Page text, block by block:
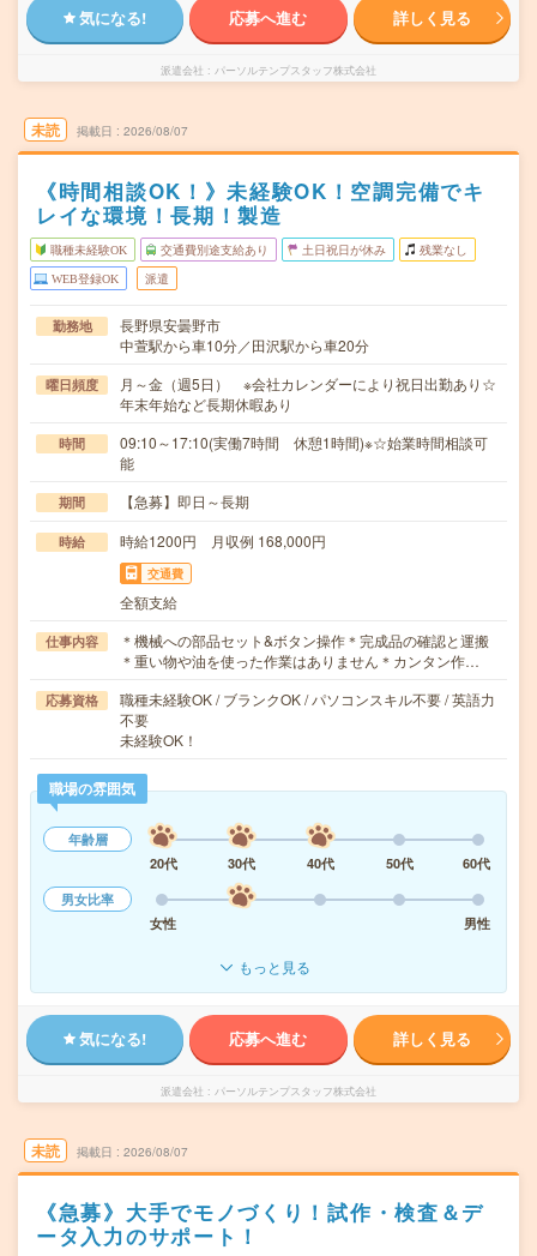
気になる! 応募へ進む 詳しく見る
派遣会社 パーソルテンプスタッフ株式会社
未読 掲載日 2026/08/07
《時間相談OK！》未経験OK！空調完備でキ
レイな環境！長期！製造
職種未経験OK 交通費別途支給あり 土日祝日が休み 残業なし
WEB登録OK 派遣
勤務地
長野県安曇野市
中萱駅から車10分／田沢駅から車20分
曜日頻度
月～金（週5日） ※会社カレンダーにより祝日出勤あり☆
年末年始など長期休暇あり
時間
09:10～17:10(実働7時間 休憩1時間)※☆始業時間相談可
能
期間 【急募】即日～長期
時給 時給1200円 月収例 168,000円
交通費
全額支給
仕事内容
＊機械への部品セット&ボタン操作＊完成品の確認と運搬
＊重い物や油を使った作業はありません＊カンタン作…
応募資格
職種未経験OK / ブランクOK / パソコンスキル不要 / 英語力
不要
未経験OK！
職場の雰囲気
年齢層
20代
30代 40代 50代
60代
男女比率
女性
男性
もっと見る
気になる! 応募へ進む 詳しく見る
派遣会社 パーソルテンプスタッフ株式会社
未読 掲載日 2026/08/07
《急募》大手でモノづくり！試作・検査＆デ
ータ入力のサポート！